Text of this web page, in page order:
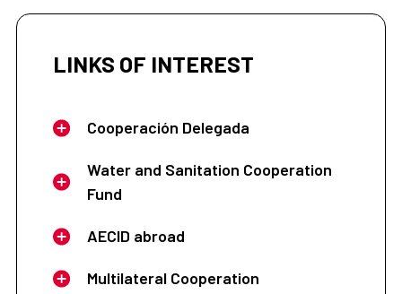
LINKS OF INTEREST
Cooperación Delegada
Water and Sanitation Cooperation
Fund
AECID abroad
Multilateral Cooperation